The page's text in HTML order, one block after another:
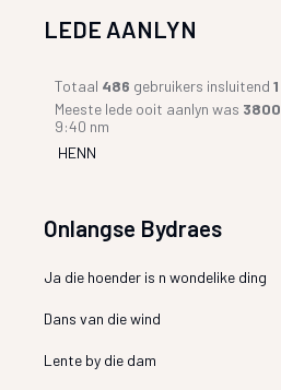
LEDE AANLYN
Totaal 486 gebruikers insluitend1
Meeste lede ooit aanlyn was 3800
9:40 nm
HENN
Onlangse Bydraes
Ja die hoender is n wondelike ding
Dans van die wind
Lente by die dam